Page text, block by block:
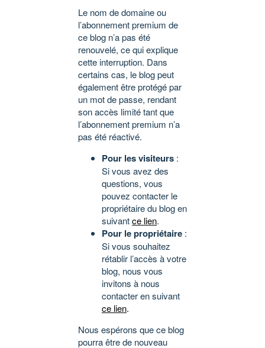
Le nom de domaine ou
l’abonnement premium de
ce blog n’a pas été
renouvelé, ce qui explique
cette interruption. Dans
certains cas, le blog peut
également être protégé par
un mot de passe, rendant
son accès limité tant que
l’abonnement premium n’a
pas été réactivé.
Pour les visiteurs :
Si vous avez des
questions, vous
pouvez contacter le
propriétaire du blog en
suivantce lien.
Pour le propriétaire :
Si vous souhaitez
rétablir l’accès à votre
blog, nous vous
invitons à nous
contacter en suivant
ce lien.
Nous espérons que ce blog
pourra être de nouveau